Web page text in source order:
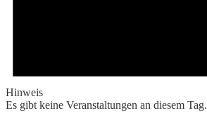
Hinweis
Es gibt keine Veranstaltungen an diesem Tag.